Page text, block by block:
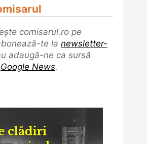
comisarul.ro pe
te la newsletter-
adaugă-ne ca sursă
Google News.